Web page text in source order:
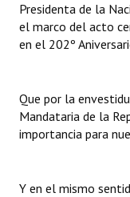
Informes de Gestión
Proyectos
Actas de Sesión
Ejecución
Presidenta de la
el marco del acto
en el 202º
Que por la
Mandataria de la
importancia para
Y en el mismo